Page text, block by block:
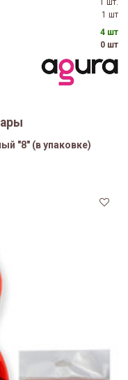
1 шт.
1 шт
4 шт
0 шт
"8" (в упаковке)